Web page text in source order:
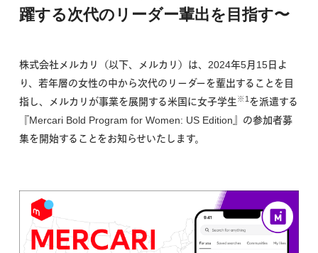
躍する次代のリーダー輩出を目指す〜
株式会社メルカリ（以下、メルカリ）は、2024年5月15日よ
り、若年層の女性の中から次代のリーダーを輩出することを目
指し、メルカリが事業を展開する米国に女子学生※1 を派遣する
『Mercari Bold Program for Women: US Edition』の参加者募
集を開始することをお知らせいたします。